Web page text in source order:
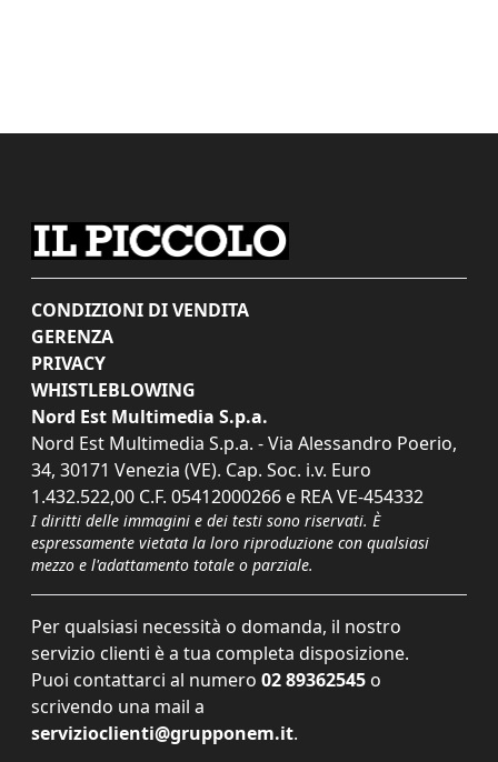
CONDIZIONI DI VENDITA
GERENZA
PRIVACY
WHISTLEBLOWING
Nord Est Multimedia S.p.a.
Nord Est Multimedia S.p.a. - Via Alessandro Poerio,
34, 30171 Venezia (VE). Cap. Soc. i.v. Euro
1.432.522,00 C.F. 05412000266 e REA VE-454332
I diritti delle immagini e dei testi sono riservati. È
espressamente vietata la loro riproduzione con qualsiasi
mezzo e l'adattamento totale o parziale.
Per qualsiasi necessità o domanda, il nostro
servizio clienti è a tua completa disposizione.
Puoi contattarci al numero 02 89362545 o
scrivendo una mail a
servizioclienti@grupponem.it.